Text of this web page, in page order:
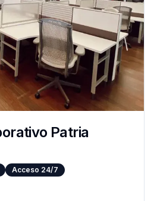
Patria
Acceso 24/7